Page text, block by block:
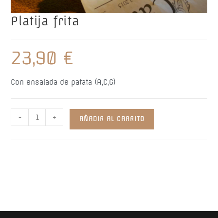
Platija frita
23,90 €
Con ensalada de patata (A,C,G)
frita
- + AÑADIR AL CARRITO